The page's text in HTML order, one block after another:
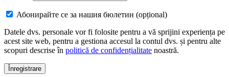
Абонирайте се за нашия бюлетин (opțional)
Datele dvs. personale vor fi folosite pentru a vă sprijini experiența pe
acest site web, pentru a gestiona accesul la contul dvs. și pentru alte
scopuri descrise în politică de confidențialitate noastră.
Înregistrare